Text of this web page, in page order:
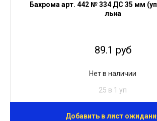
Бахрома арт. 442 № 334 ДС 35 мм
льна
89.1 руб
Нет в наличии
25 в 1 уп
Добавить в лист